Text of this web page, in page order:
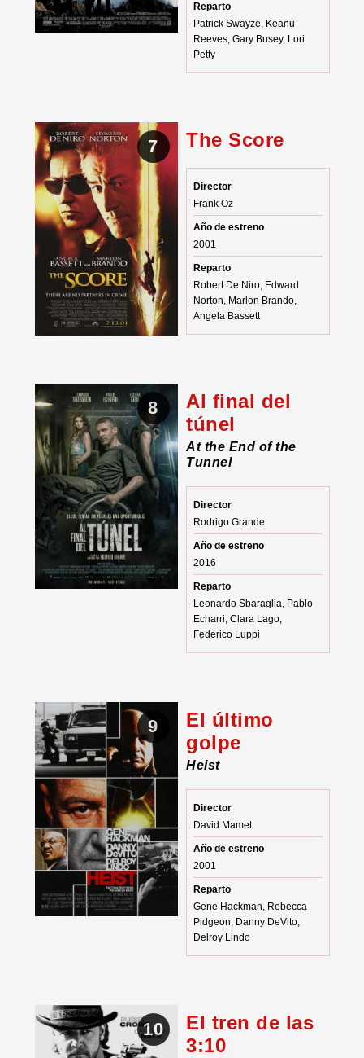
Reparto
Patrick Swayze, Keanu
Reeves, Gary Busey, Lori
Petty
7 The Score
Director
Frank Oz
Año de estreno
2001
Reparto
Robert De Niro, Edward
Norton, Marlon Brando,
Angela Bassett
8
Al final del
túnel
At the End of the
Tunnel
Director
Rodrigo Grande
Año de estreno
2016
Reparto
Leonardo Sbaraglia, Pablo
Echarri, Clara Lago,
Federico Luppi
9
El último
golpe
Heist
Director
David Mamet
Año de estreno
2001
Reparto
Gene Hackman, Rebecca
Pidgeon, Danny DeVito,
Delroy Lindo
10
El tren de las
3:10